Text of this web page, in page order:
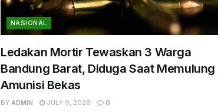
NASIONAL
Ledakan Mortir Tewaskan 3 Warga
Bandung Barat, Diduga Saat Memulung
Amunisi Bekas
BY ADMIN JULY 9, 2026 0